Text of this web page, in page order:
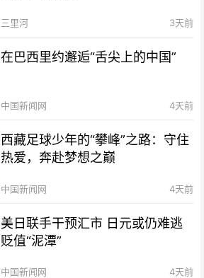
三里河 3天前
在巴西里约邂逅“舌尖上的中国”
中国新闻网 4天前
西藏足球少年的“攀峰”之路：守住
热爱，奔赴梦想之巅
中国新闻网 4天前
美日联手干预汇市 日元或仍难逃
贬值“泥潭”
中国新闻网 4天前